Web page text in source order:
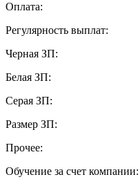
Оплата:
Регулярность выплат:
Черная ЗП:
Белая ЗП:
Серая ЗП:
Размер ЗП:
Прочее:
Обучение за счет компании: